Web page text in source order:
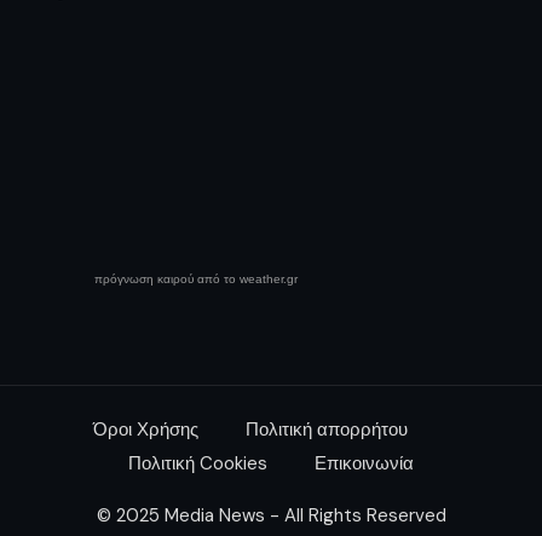
πρόγνωση καιρού από το weather.gr
Όροι Χρήσης
Πολιτική απορρήτου
Πολιτική Cookies
Επικοινωνία
© 2025 Media News - All Rights Reserved